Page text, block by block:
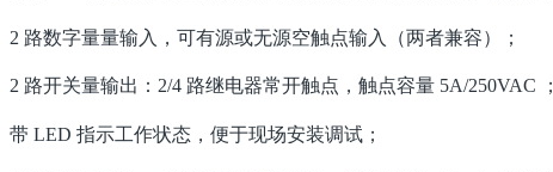
2 路数字量量输入，可有源或无源空触点输入（两者兼容）；
2 路开关量输出：2/4 路继电器常开触点，触点容量 5A/250VAC ；
带 LED 指示工作状态，便于现场安装调试；